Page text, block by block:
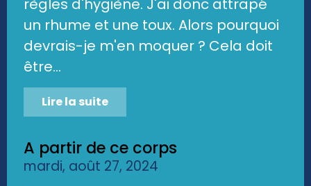
règles d'hygiène. J'ai donc attrapé
un rhume et une toux. Alors pourquoi
devrais-je m'en moquer ? Cela doit
être...
Lire la suite
A partir de ce corps
mardi, août 27, 2024